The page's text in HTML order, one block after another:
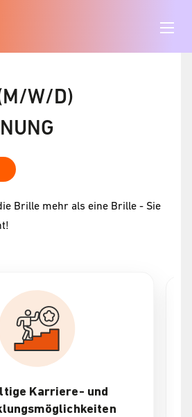
W/D)
Brille mehr als eine Brille - Sie
Karriere- und